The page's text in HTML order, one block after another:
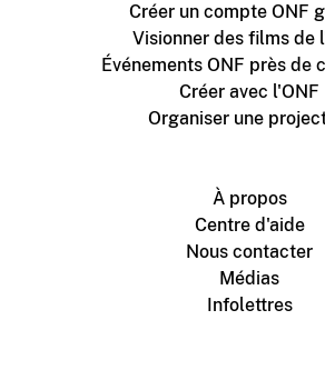
Créer un compte ONF
Visionner des films de
Événements ONF près de
Créer avec l'ONF
Organiser une
À propos
Centre d'aide
Nous contacter
Médias
Infolettres